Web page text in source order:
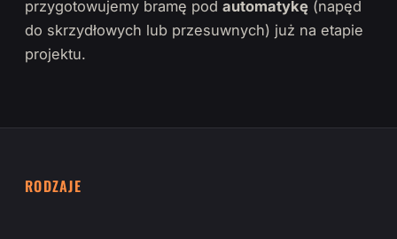
przygotowujemy bramę pod automatykę (napęd
do skrzydłowych lub przesuwnych) już na etapie
projektu.
RODZAJE